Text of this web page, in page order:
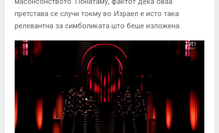
претстава се случи токму во Израел е исто така
релевантна за симболиката што беше изложена.